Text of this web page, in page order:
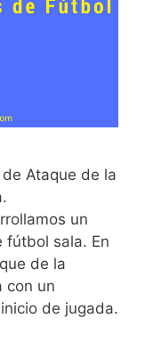
Ataque de la
un
fútbol sala. En
de la
con un
de jugada.